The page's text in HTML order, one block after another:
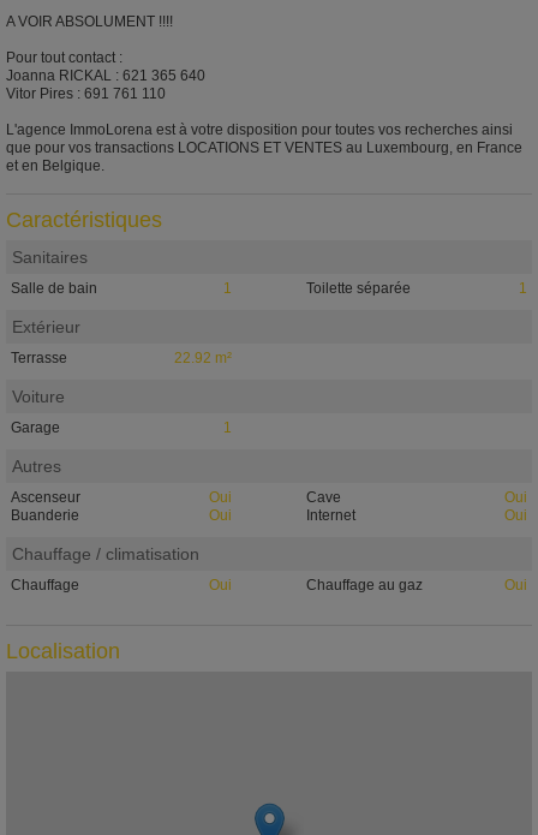
A VOIR ABSOLUMENT !!!!
Pour tout contact :
Joanna RICKAL : 621 365 640
Vitor Pires : 691 761 110
L'agence ImmoLorena est à votre disposition pour toutes vos recherches ainsi
que pour vos transactions LOCATIONS ET VENTES au Luxembourg, en France
et en Belgique.
Caractéristiques
Sanitaires
Salle de bain 1 Toilette séparée 1
Extérieur
Terrasse 22.92 m²
Voiture
Garage 1
Autres
Ascenseur Oui Cave
Oui
Buanderie
Oui Internet Oui
Chauffage / climatisation
Chauffage Oui Chauffage au gaz Oui
Localisation